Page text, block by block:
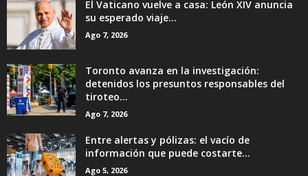
El Vaticano vuelve a casa: León XIV anuncia
su esperado viaje...
Ago 7, 2026
Toronto avanza en la investigación:
detenidos los presuntos responsables del
tiroteo...
Ago 7, 2026
Entre alertas y pólizas: el vacío de
información que puede costarte...
Ago 5, 2026